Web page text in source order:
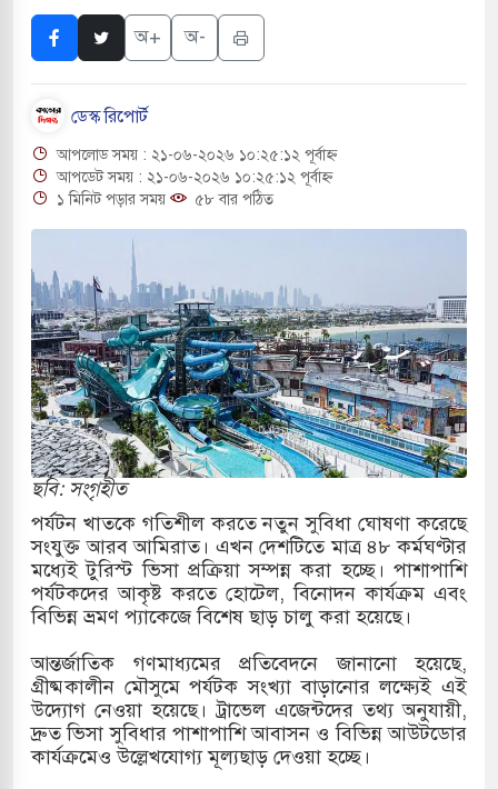
৬ শ্রমিক নিহত, আহত ১৫
শব্দদূষণ নিয়ন্ত্রণে দেড় হাজার মসজিদ থেকে মাইক
গুলিতে শিক্ষক নিহত, হামলাকারীর আত্মহত্যা
মধ্যপ্রাচ্যে ব্ল্যাকআউটের কঠোর হুঁশিয়ারি ইরানের
বিমানবন্দরের নিরাপত্তা তল্লাশিতে ছাড় দেওয়া হবে না:
দক্ষিণ কোরিয়ার বন্দি ২৫ শতাংশ বেড়েছে
থাকুক বা না থাকুক, ইরানে একক সামরিক পদক্ষেপের
জুমার বয়ান ও নামাজ পড়াবেন দেওবন্দের
ছাড়লেন জনপ্রিয় ভারতীয় সাংবাদিক ময়ূখ রঞ্জন
অ্যারেস্ট আবেদন, বরগুনার এসআইয়ের বিরুদ্ধে
অ+ অ-
ডেস্ক রিপোর্ট
আপলোড সময় : ২১-০৬-২০২৬ ১০:২৫:১২ পূর্বাহ্ন
আপডেট সময় : ২১-০৬-২০২৬ ১০:২৫:১২ পূর্বাহ্ন
১ মিনিট পড়ার সময়
৫৮ বার পঠিত
ছবি: সংগৃহীত
পর্যটন খাতকে গতিশীল করতে নতুন সুবিধা ঘোষণা করেছে
সংযুক্ত আরব আমিরাত। এখন দেশটিতে মাত্র ৪৮ কর্মঘণ্টার
মধ্যেই টুরিস্ট ভিসা প্রক্রিয়া সম্পন্ন করা হচ্ছে। পাশাপাশি
পর্যটকদের আকৃষ্ট করতে হোটেল, বিনোদন কার্যক্রম এবং
বিভিন্ন ভ্রমণ প্যাকেজে বিশেষ ছাড় চালু করা হয়েছে।
আন্তর্জাতিক গণমাধ্যমের প্রতিবেদনে জানানো হয়েছে,
গ্রীষ্মকালীন মৌসুমে পর্যটক সংখ্যা বাড়ানোর লক্ষ্যেই এই
উদ্যোগ নেওয়া হয়েছে। ট্রাভেল এজেন্টদের তথ্য অনুযায়ী,
দ্রুত ভিসা সুবিধার পাশাপাশি আবাসন ও বিভিন্ন আউটডোর
কার্যক্রমেও উল্লেখযোগ্য মূল্যছাড় দেওয়া হচ্ছে।